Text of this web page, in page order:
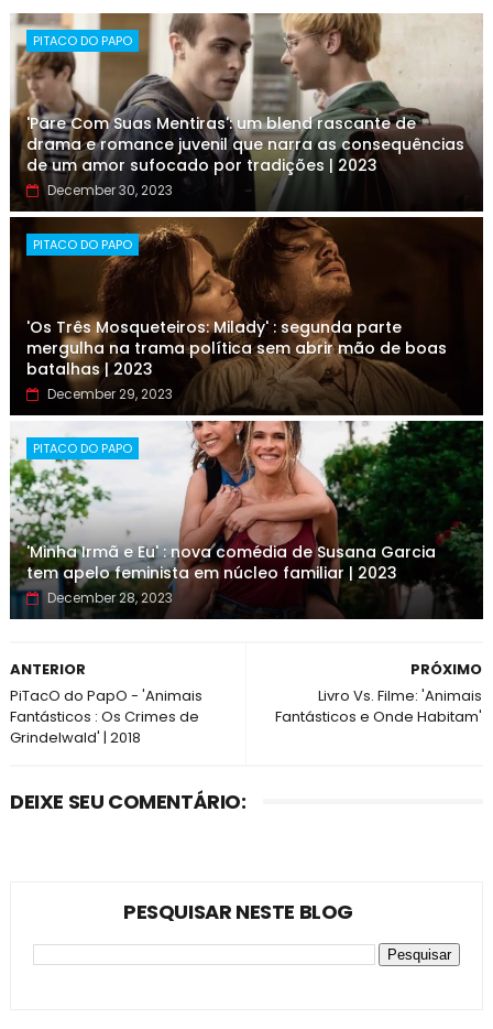
PITACO DO PAPO
'Pare Com Suas Mentiras': um blend rascante de
drama e romance juvenil que narra as consequências
de um amor sufocado por tradições | 2023
December 30, 2023
PITACO DO PAPO
'Os Três Mosqueteiros: Milady' : segunda parte
mergulha na trama política sem abrir mão de boas
batalhas | 2023
December 29, 2023
PITACO DO PAPO
'Minha Irmã e Eu' : nova comédia de Susana Garcia
tem apelo feminista em núcleo familiar | 2023
December 28, 2023
PRÓXIMO
Livro Vs. Filme: 'Animais
Fantásticos e Onde Habitam'
ANTERIOR
PiTacO do PapO - 'Animais
Fantásticos : Os Crimes de
Grindelwald' | 2018
DEIXE SEU COMENTÁRIO:
PESQUISAR NESTE BLOG